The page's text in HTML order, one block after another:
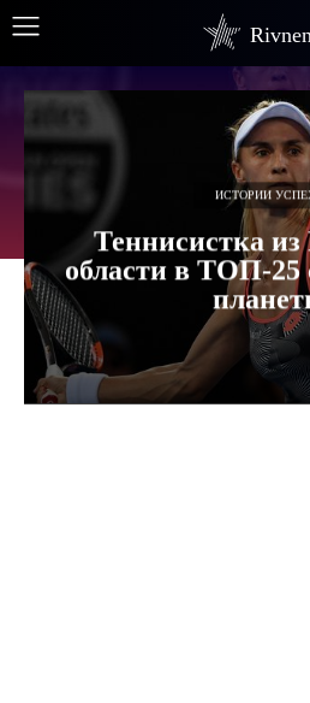
ИСТОРИИ
Теннисистка из
области в ТОП-25